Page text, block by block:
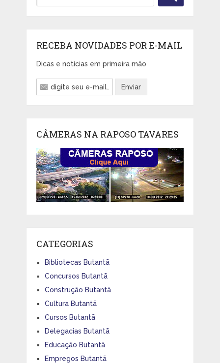
RECEBA NOVIDADES POR E-MAIL
Dicas e notícias em primeira mão
CÂMERAS NA RAPOSO TAVARES
CATEGORIAS
Bibliotecas Butantã
Concursos Butantã
Construção Butantã
Cultura Butantã
Cursos Butantã
Delegacias Butantã
Educação Butantã
Empregos Butantã